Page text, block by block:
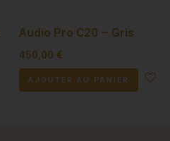
Audio Pro C20 – Gris
450,00 €
AJOUTER AU PANIER